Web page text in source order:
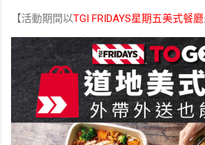
【活動期間以TGI FRIDAYS星期五美式餐廳